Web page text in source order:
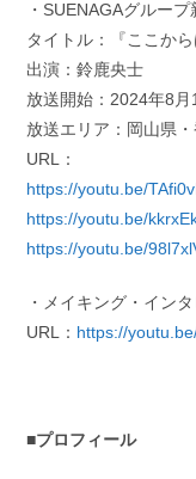
・SUENAGAグルー
タイトル：『ここか
出演：鈴鹿央士
放送開始：2024年8月
放送エリア：岡山県
URL：
https://youtu.be/
https://youtu.be/
https://youtu.be/
・メイキング・イン
URL： https://
■プロフィール